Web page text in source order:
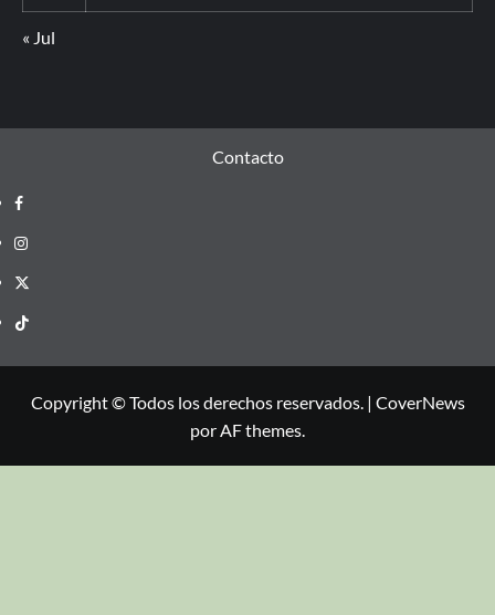
« Jul
Contacto
Copyright © Todos los derechos reservados. | CoverNews
por AF themes.